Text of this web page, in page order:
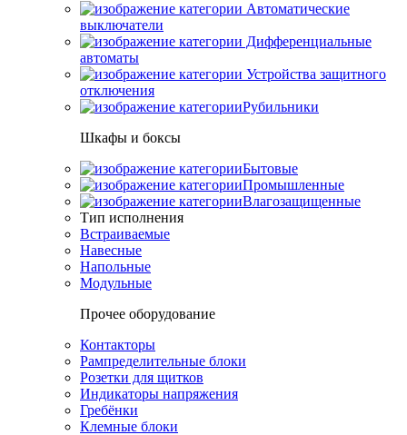
Автоматические
выключатели
Дифференциальные
автоматы
Устройства защитного
отключения
Рубильники
Шкафы и боксы
Бытовые
Промышленные
Влагозащищенные
Тип исполнения
Встраиваемые
Навесные
Напольные
Модульные
Прочее оборудование
Контакторы
Рампределительные блоки
Розетки для щитков
Индикаторы напряжения
Гребёнки
Клемные блоки